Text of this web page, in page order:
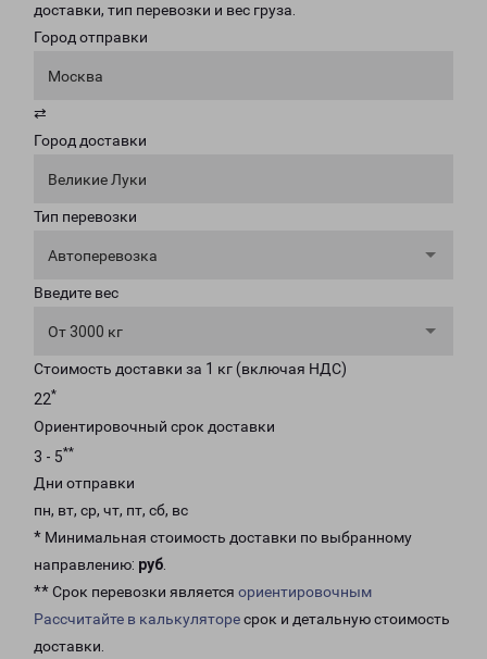
доставки, тип перевозки и вес груза.
Город отправки
Москва
⇄
Город доставки
Великие Луки
Тип перевозки
Автоперевозка
Введите вес
От 3000 кг
Стоимость доставки за 1 кг (включая НДС)
22*
Ориентировочный срок доставки
3 - 5**
Дни отправки
пн, вт, ср, чт, пт, сб, вс
* Минимальная стоимость доставки по выбранному
направлению: руб.
** Срок перевозки является ориентировочным
Рассчитайте в калькуляторесрок и детальную стоимость
доставки.